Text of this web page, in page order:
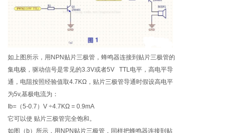
如上图所示，用NPN贴片三极管，蜂鸣器连接到贴片三极管的
集电极，驱动信号是常见的3.3V或者5V TTL电平，高电平导
通，电阻按照经验值取4.7KΩ，贴片三极管导通时假设高电平
为5v,基极电流为：
Ib=（5-0.7）V ÷4.7KΩ = 0.9mA
它可以使 贴片三极管完全饱和。
如图（b）所示，用NPN贴片三极管，同样把蜂鸣器连接到贴